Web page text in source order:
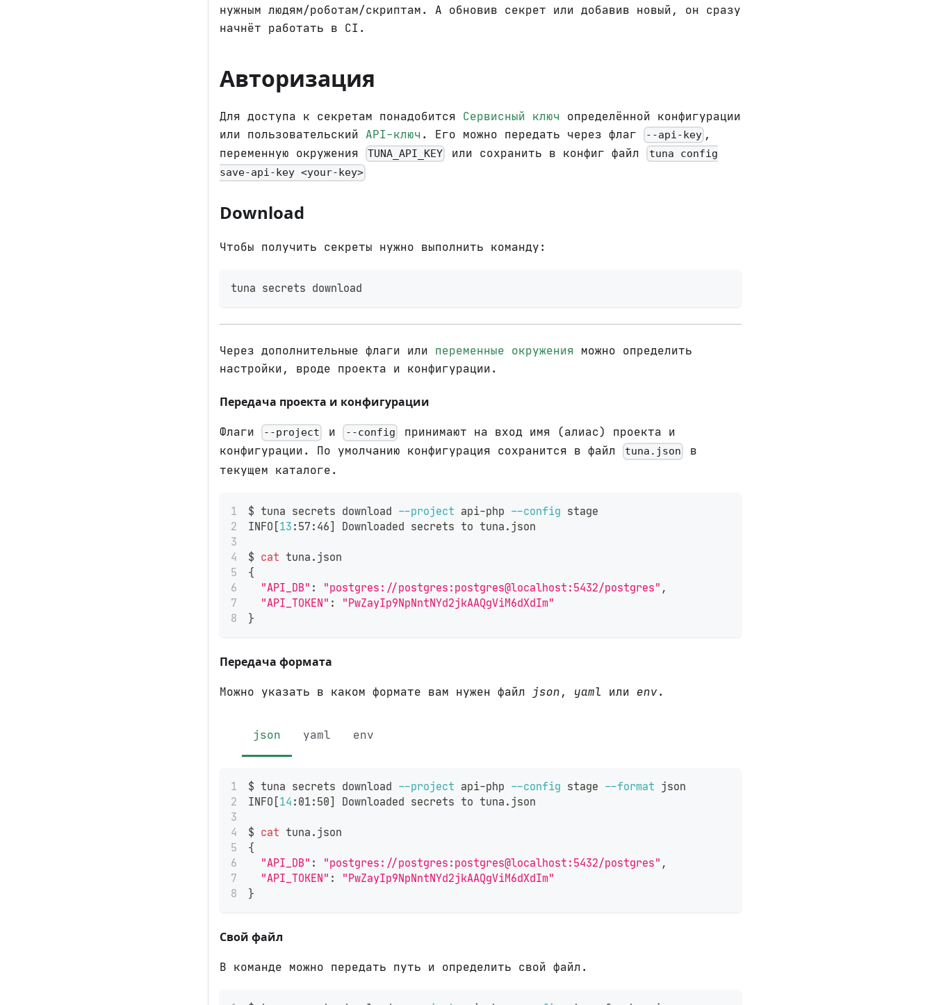
нужным людям/роботам/скриптам. А обновив секрет или добавив новый, он сразу
начнёт работать в CI.
Авторизация
Для доступа к секретам понадобится Сервисный ключ определённой конфигурации
или пользовательский API-ключ . Его можно передать через флаг --api-key ,
переменную окружения
TUNA_API_KEY или сохранить в конфиг файл
tuna config
save-api-key <your-key>
Download
Чтобы получить секреты нужно выполнить команду:
tuna secrets download
Через дополнительные флаги или переменные окружения можно определить
настройки, вроде проекта и конфигурации.
Передача проекта и конфигурации
Флаги --project и --config
принимают на вход имя (алиас) проекта и
конфигурации. По умолчанию конфигурация сохранится в файл
tuna.json
в
текущем каталоге.
$ tuna secrets download --project api-php --config stage
INFO [13 :57:46] Downloaded secrets to tuna.json
$ cat tuna.json
{
"API_DB" : "postgres://postgres:postgres@localhost:5432/postgres" ,
"API_TOKEN" :
"PwZayIp9NpNntNYd2jkAAQgViM6dXdIm"
}
Передача формата
Можно указать в каком формате вам нужен файл json , yaml или env.
json yaml env
$ tuna secrets download --project api-php --config stage --format json
INFO [14 :01:50] Downloaded secrets to tuna.json
$ cat tuna.json
{
"API_DB" : "postgres://postgres:postgres@localhost:5432/postgres" ,
"API_TOKEN" :
"PwZayIp9NpNntNYd2jkAAQgViM6dXdIm"
}
Свой файл
В команде можно передать путь и определить свой файл.